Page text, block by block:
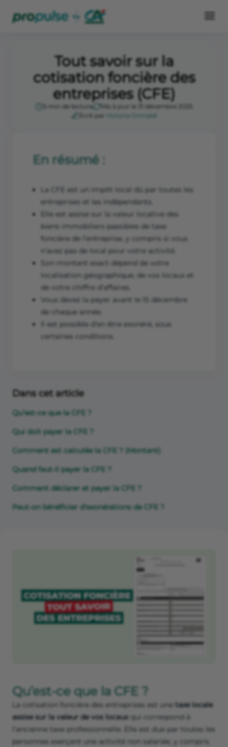
Tout savoir sur la
cotisation foncière des
entreprises (CFE)
5 min de lecture
Mis à jour le 31 décembre 2025
Écrit par
Victoria Grimaldi
En résumé :
La CFE est un impôt local dû par toutes les
entreprises et les indépendants.
Elle est assise sur la valeur locative des
biens immobiliers passibles de taxe
foncière de l’entreprise, y compris si vous
n’avez pas de local pour votre activité.
Son montant exact dépend de votre
localisation géographique, de vos locaux et
de votre chiffre d’affaires.
Vous devez la payer avant le 15 décembre
de chaque année.
Il est possible d’en être exonéré, sous
certaines conditions.
Dans cet article
Qu’est-ce que la CFE ?
Qui doit payer la CFE ?
Comment est calculée la CFE ? (Montant)
Quand faut-il payer la CFE ?
Comment déclarer et payer la CFE ?
Peut-on bénéficier d’exonérations de CFE ?
Qu’est-ce que la CFE ?
La cotisation foncière des entreprises est une taxe locale
assise sur la valeur de vos locaux qui correspond à
l’ancienne taxe professionnelle. Elle est due par toutes les
personnes exerçant une activité non salariée, y compris